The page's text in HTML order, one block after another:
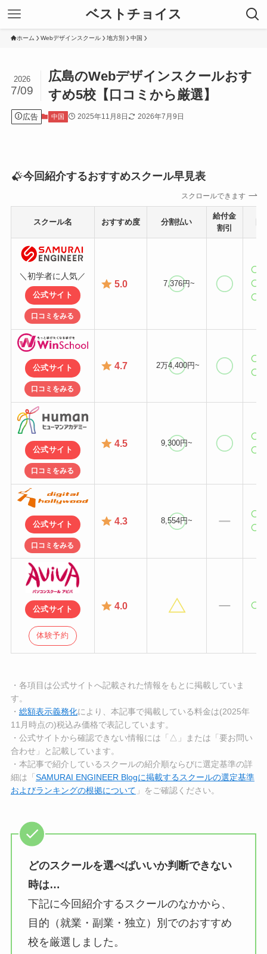
ベストチョイス
ホーム Webデザインスクール 地方別 中国
広島のWebデザインスクールおす
すめ5校【口コミから厳選】
2026
7/09
広告 中国 2025年11月8日 2026年7月9日
今回紹介するおすすめスクール早見表
スクロールできます
スクール名 おすすめ度 分割払い
給付金
割引
＼初学者に人気／
公式サイト
口コミをみる
5.0 7,376円~
公式サイト
口コミをみる
4.7 2万4,400円~
公式サイト
口コミをみる
4.5 9,300円~
公式サイト
口コミをみる
4.3 8,554円~
公式サイト
体験予約
4.0
・各項目は公式サイトへ記載された情報をもとに掲載していま
す。
・ 総額表示義務化により、本記事で掲載している料金は(2025年
11月時点の)税込み価格で表記しています。
・公式サイトから確認できない情報には「△」または「要お問い
合わせ」と記載しています。
・本記事で紹介しているスクールの紹介順ならびに選定基準の詳
細は「 SAMURAI ENGINEER Blogに掲載するスクールの選定基準
およびランキングの根拠について 」をご確認ください。
どのスクールを選べばいいか判断できない
時は…
下記に今回紹介するスクールのなかから、
目的（就業・副業・独立）別でのおすすめ
校を厳選しました。